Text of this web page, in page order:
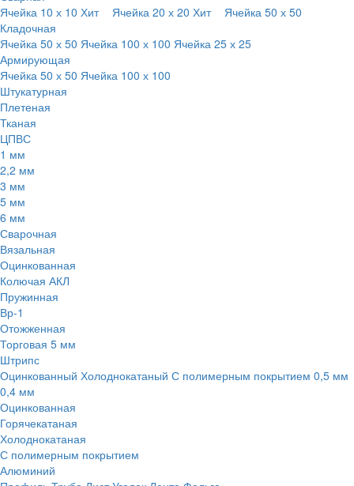
Ячейка 10 х 10 Хит Ячейка 20 х 20 Хит
Ячейка 50 х 50
Кладочная
Ячейка 50 х 50 Ячейка 100 х 100 Ячейка 25 х 25
Армирующая
Ячейка 50 х 50 Ячейка 100 х 100
Штукатурная
Плетеная
Тканая
ЦПВС
1 мм
2,2 мм
3 мм
5 мм
6 мм
Сварочная
Вязальная
Оцинкованная
Колючая АКЛ
Пружинная
Вр-1
Отожженная
Торговая 5 мм
Штрипс
Оцинкованный Холоднокатаный С полимерным покрытием 0,5 мм
0,4 мм
Оцинкованная
Горячекатаная
Холоднокатаная
С полимерным покрытием
Алюминий